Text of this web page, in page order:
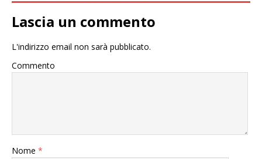
Lascia un commento
L'indirizzo email non sarà pubblicato.
Commento
Nome *